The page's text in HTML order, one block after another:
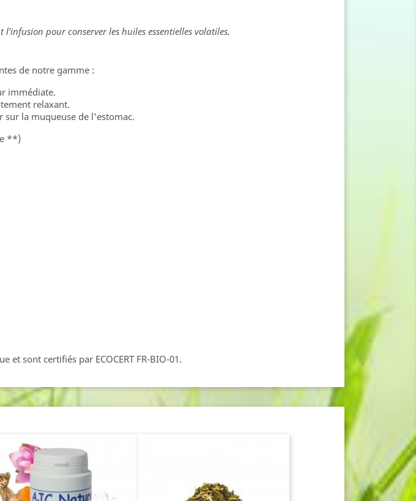
l'infusion pour conserver les huiles essentielles volatiles.
de notre gamme :
immédiate.
relaxant.
la muqueuse de l'estomac.
**)
sont certifiés par ECOCERT FR-BIO-01.